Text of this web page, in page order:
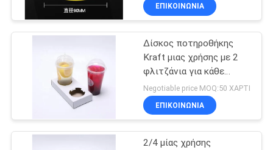
ΈΛΕΓΧΟΣ
ΜΕ
Βιοδιασπάσιμος
πάρτε μαζί το
κιβώτιο
31
Leakproof
ΕΠΙΚΟΙΝΩΝΙΑ
Δίσκος ποτηροθήκης
Kraft μιας χρήσης με 2
φλιτζάνια για κάθε
είδους ποτό σε πακέτο
Negotiable price MOQ:50 ΧΑΡΤΙ
ΕΠΙΚΟΙΝΩΝΙΑ
2/4 μίας χρήσης